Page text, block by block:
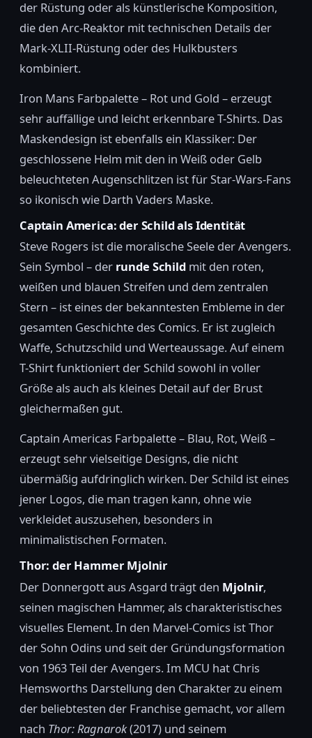
der Rüstung oder als künstlerische Komposition,
die den Arc-Reaktor mit technischen Details der
Mark-XLII-Rüstung oder des Hulkbusters
kombiniert.
Iron Mans Farbpalette – Rot und Gold – erzeugt
sehr auffällige und leicht erkennbare T-Shirts. Das
Maskendesign ist ebenfalls ein Klassiker: Der
geschlossene Helm mit den in Weiß oder Gelb
beleuchteten Augenschlitzen ist für Star-Wars-Fans
so ikonisch wie Darth Vaders Maske.
Captain America: der Schild als Identität
Steve Rogers ist die moralische Seele der Avengers.
Sein Symbol – der runde Schild mit den roten,
weißen und blauen Streifen und dem zentralen
Stern – ist eines der bekanntesten Embleme in der
gesamten Geschichte des Comics. Er ist zugleich
Waffe, Schutzschild und Werteaussage. Auf einem
T-Shirt funktioniert der Schild sowohl in voller
Größe als auch als kleines Detail auf der Brust
gleichermaßen gut.
Captain Americas Farbpalette – Blau, Rot, Weiß –
erzeugt sehr vielseitige Designs, die nicht
übermäßig aufdringlich wirken. Der Schild ist eines
jener Logos, die man tragen kann, ohne wie
verkleidet auszusehen, besonders in
minimalistischen Formaten.
Thor: der Hammer Mjolnir
Der Donnergott aus Asgard trägt den Mjolnir,
seinen magischen Hammer, als charakteristisches
visuelles Element. In den Marvel-Comics ist Thor
der Sohn Odins und seit der Gründungsformation
von 1963 Teil der Avengers. Im MCU hat Chris
Hemsworths Darstellung den Charakter zu einem
der beliebtesten der Franchise gemacht, vor allem
nach Thor: Ragnarok(2017) und seinem